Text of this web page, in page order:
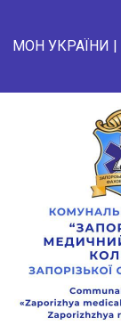
вмісту
МОН УКРАЇНИ |